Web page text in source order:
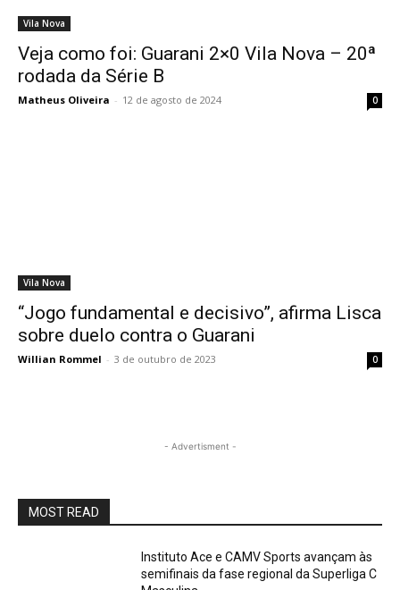
Vila Nova
Veja como foi: Guarani 2×0 Vila Nova – 20ª
rodada da Série B
Matheus Oliveira - 12 de agosto de 2024 0
Vila Nova
“Jogo fundamental e decisivo”, afirma Lisca
sobre duelo contra o Guarani
Willian Rommel - 3 de outubro de 2023 0
- Advertisment -
MOST READ
Instituto Ace e CAMV Sports avançam às
semifinais da fase regional da Superliga C